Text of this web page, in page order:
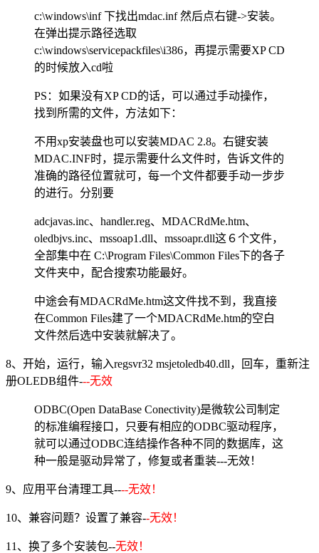
c:\windows\inf 下找出mdac.inf 然后点右键->安装。
在弹出提示路径选取
c:\windows\servicepackfiles\i386，再提示需要XP CD
的时候放入cd啦
PS：如果没有XP CD的话，可以通过手动操作，
找到所需的文件，方法如下：
不用xp安装盘也可以安装MDAC 2.8。右键安装
MDAC.INF时，提示需要什么文件时，告诉文件的
准确的路径位置就可，每一个文件都要手动一步步
的进行。分别要
adcjavas.inc、handler.reg、MDACRdMe.htm、
oledbjvs.inc、mssoap1.dll、mssoapr.dll这６个文件，
全部集中在 C:\Program Files\Common Files下的各子
文件夹中，配合搜索功能最好。
中途会有MDACRdMe.htm这文件找不到，我直接
在Common Files建了一个MDACRdMe.htm的空白
文件然后选中安装就解决了。
8、开始，运行，输入regsvr32 msjetoledb40.dll，回车，重新注
册OLEDB组件---无效
ODBC(Open DataBase Conectivity)是微软公司制定
的标准编程接口，只要有相应的ODBC驱动程序，
就可以通过ODBC连结操作各种不同的数据库，这
种一般是驱动异常了，修复或者重装---无效！
9、应用平台清理工具----无效！
10、兼容问题？设置了兼容--无效！
11、换了多个安装包--无效！